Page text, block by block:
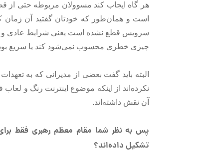
هر گاه ایجاب کند مسوولان مربوطه حتی از
است و همان‌طور که خودتان گفتید آن زمان
سرویس قطع نشده است یعنی شرایط عادی و
چیزی خطری محسوب نمی‌شود کند یا سریع
البته باید گفت بعضی از مدیرانی که به
نکرده‌اند از اینکه موضوع اینترنت رنگ و
آن نقش داشته‌اند.
پس به نظر شما مقام معظم رهبری فقط
تشکیل داده‌اند؟